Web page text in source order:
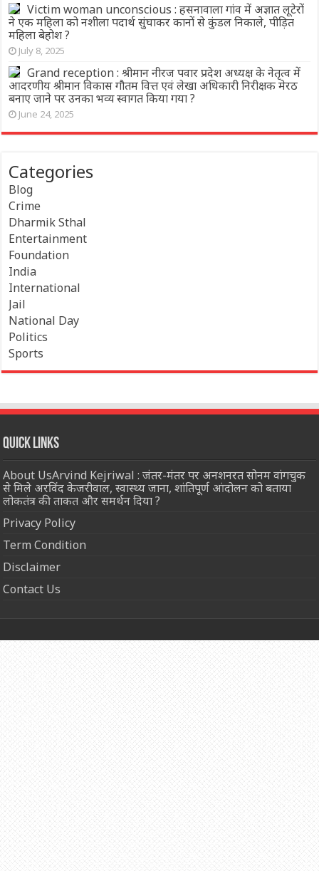
Victim woman unconscious : हसनावाला गांव में अज्ञात लूटेरों
ने एक महिला को नशीला पदार्थ सुंघाकर कानों से कुंडल निकाले, पीड़ित
महिला बेहोश ?
July 8, 2025
Grand reception : श्रीमान नीरज पवार प्रदेश अध्यक्ष के नेतृत्व में
आदरणीय श्रीमान विकास गौतम वित्त एवं लेखा अधिकारी निरीक्षक मेरठ
बनाए जाने पर उनका भव्य स्वागत किया गया ?
June 24, 2025
Categories
Blog
Crime
Dharmik Sthal
Entertainment
Foundation
India
International
Jail
National Day
Politics
Sports
Quick Links
About UsArvind Kejriwal : जंतर-मंतर पर अनशनरत सोनम वांगचुक
से मिले अरविंद केजरीवाल, स्वास्थ्य जाना, शांतिपूर्ण आंदोलन को बताया
लोकतंत्र की ताकत और समर्थन दिया ?
Privacy Policy
Term Condition
Disclaimer
Contact Us